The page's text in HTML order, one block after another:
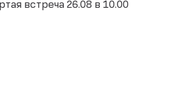
встреча 26.08 в 10.00